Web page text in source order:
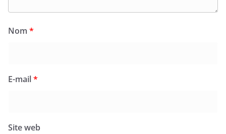
Nom *
E-mail*
Site web